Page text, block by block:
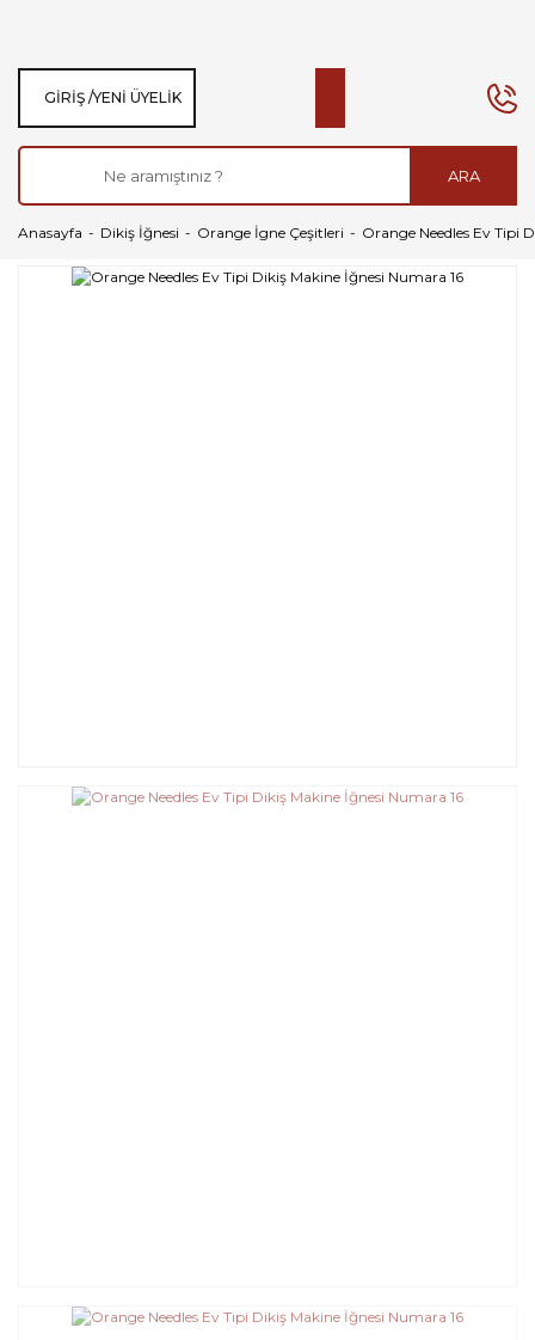
ARA
GIRIŞ /YENI ÜYELIK
Anasayfa Dikiş İğnesi Orange İgne Çeşitleri Orange Needles Ev Tipi